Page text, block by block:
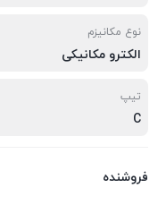
نوع مکانیزم
الکترو مکانیکی
تیپ
C
فروشنده